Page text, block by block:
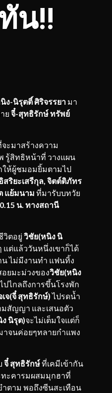
น!!
ง-นิรุตติ์ ศิริจรรยามา
ย จี๋-สุทธิรักษ์ ทรัพย์
ะมาสร้างความ
รู้สิทธิหน้าที่ วางแผน
ให้ผู้ชมอมยิ้มตามไป
ริยะเสรีกุล, จิตต์ติภัทร
แย้มนาม ที่มารับบทวัย
น. ทางสถานี
วิตอยู่ วิชัย(หนิง นิ
แต่แล้ววันหนึ่งเขาก็ได้
ไม่มีงานทำ แฟนทิ้ง
ยมะม่วงของวิชัย(หนิง
ปไกลถึงการขึ้นโรงพัก
เจ(จี๋ สุทธิรักษ์)ไปรดน้ำ
สัญญา และเสนอตัว
นิรุต)จะไม่เต็มใจแต่ก็
าจนค่อยๆทลายกำแพง
จี๋ สุทธิรักษ์ที่เคมีเข้ากัน
ะคารมผสมมุกฮาที่
ตาม พอถึงซีนสะเทือน